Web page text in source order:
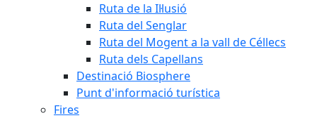
Ruta de la Il·lusió
Ruta del Senglar
Ruta del Mogent a la vall de Céllecs
Ruta dels Capellans
Destinació Biosphere
Punt d'informació turística
Fires